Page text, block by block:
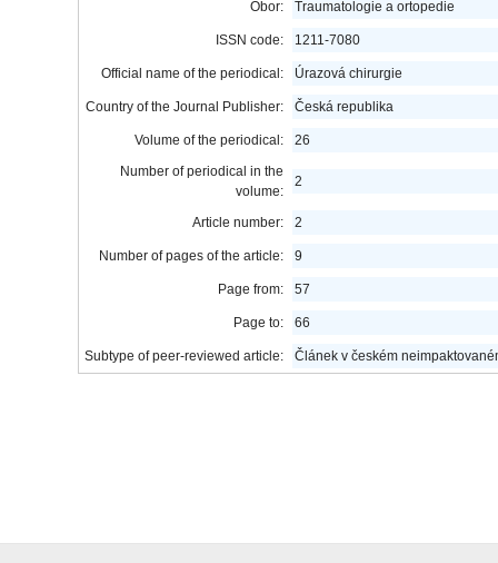
Obor: Traumatologie a ortopedie
ISSN code: 1211-7080
Official name of the periodical: Úrazová chirurgie
Country of the Journal Publisher: Česká republika
Volume of the periodical:
26
Number of periodical in the
volume:
2
Article number: 2
Number of pages of the article: 9
Page from: 57
Page to: 66
Subtype of peer-reviewed article: Článek v českém